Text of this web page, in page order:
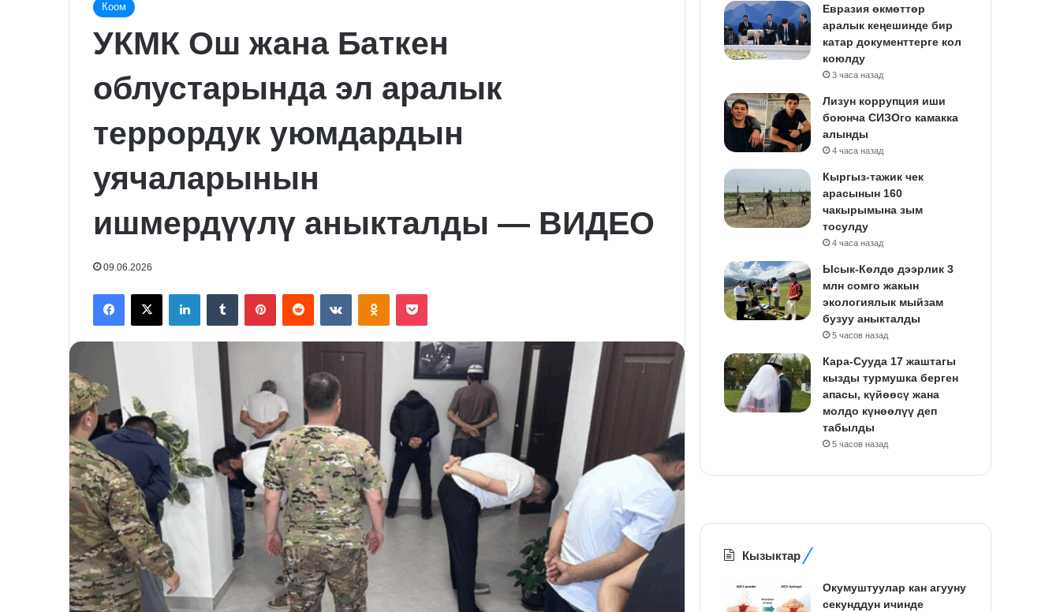
Коом
УКМК Ош жана Баткен
облустарында эл аралык
террордук уюмдардын
уячаларынын
ишмердүүлү аныкталды — ВИДЕО
09.06.2026
FacebookX LinkedInTumblr PinterestReddit VKontakteOdnoklassniki
Pocket
Евразия өкмөттөр
аралык кеңешинде бир
катар документтерге кол
коюлду
3 часа назад
Лизун коррупция иши
боюнча СИЗОго камакка
алынды
4 часа назад
Кыргыз-тажик чек
арасынын 160
чакырымына зым
тосулду
4 часа назад
Ысык-Көлдө дээрлик 3
млн сомго жакын
экологиялык мыйзам
бузуу аныкталды
5 часов назад
Кара-Сууда 17 жаштагы
кызды турмушка берген
апасы, күйөөсү жана
молдо күнөөлүү деп
табылды
5 часов назад
Кызыктар
Окумуштуулар кан агууну
секунддун ичинде